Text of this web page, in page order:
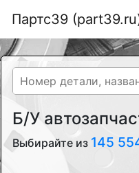
Партс39
Б/У
Выбирайте из 145